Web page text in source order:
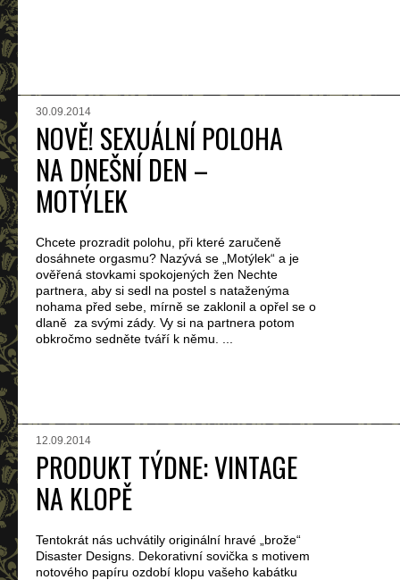
30.09.2014
NOVĚ! SEXUÁLNÍ POLOHA
NA DNEŠNÍ DEN –
MOTÝLEK
Chcete prozradit polohu, při které zaručeně
dosáhnete orgasmu? Nazývá se „Motýlek“ a je
ověřená stovkami spokojených žen Nechte
partnera, aby si sedl na postel s nataženýma
nohama před sebe, mírně se zaklonil a opřel se o
dlaně za svými zády. Vy si na partnera potom
obkročmo sedněte tváří k němu. ...
12.09.2014
PRODUKT TÝDNE: VINTAGE
NA KLOPĚ
Tentokrát nás uchvátily originální hravé „brože“
Disaster Designs. Dekorativní sovička s motivem
notového papíru ozdobí klopu vašeho kabátku